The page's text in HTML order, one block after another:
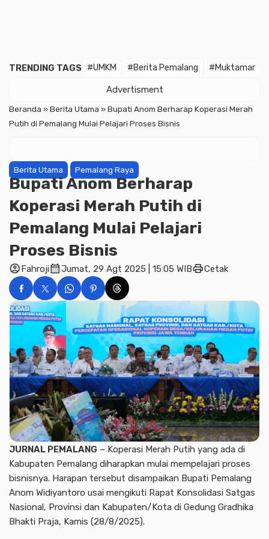
TRENDING TAGS #UMKM #Berita Pemalang #Muktamar
Advertisment
Beranda »Berita Utama »Bupati Anom Berharap Koperasi Merah
Putih di Pemalang Mulai Pelajari Proses Bisnis
Berita Utama Pemalang Raya
Bupati Anom Berharap
Koperasi Merah Putih di
Pemalang Mulai Pelajari
Proses Bisnis
account_circleFahrojicalendar_monthJumat, 29 Agt 2025 | 15:05 WIBprintCetak
JURNAL PEMALANG – Koperasi Merah Putih yang ada di
Kabupaten Pemalang diharapkan mulai mempelajari proses
bisnisnya. Harapan tersebut disampaikan Bupati Pemalang
Anom Widiyantoro usai mengikuti Rapat Konsolidasi Satgas
Nasional, Provinsi dan Kabupaten/Kota di Gedung Gradhika
Bhakti Praja, Kamis (28/8/2025).